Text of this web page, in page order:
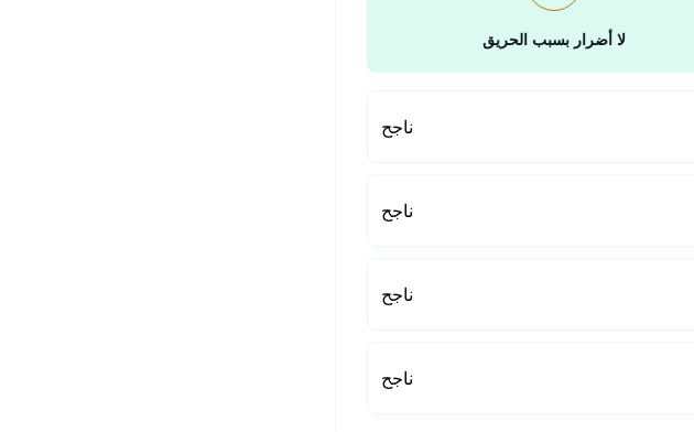
لا أضرار بسبب الحريق
ناجح
ناجح
ناجح
ناجح